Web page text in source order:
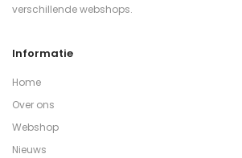
verschillende webshops.
Informatie
Home
Over ons
Webshop
Nieuws